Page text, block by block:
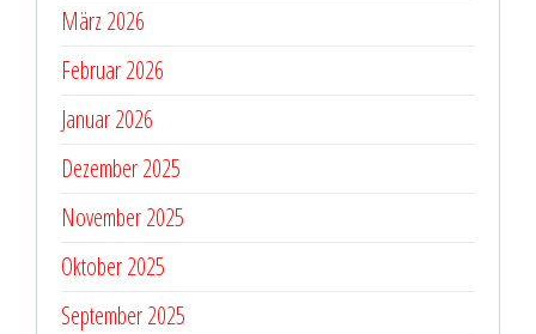
März 2026
Februar 2026
Januar 2026
Dezember 2025
November 2025
Oktober 2025
September 2025